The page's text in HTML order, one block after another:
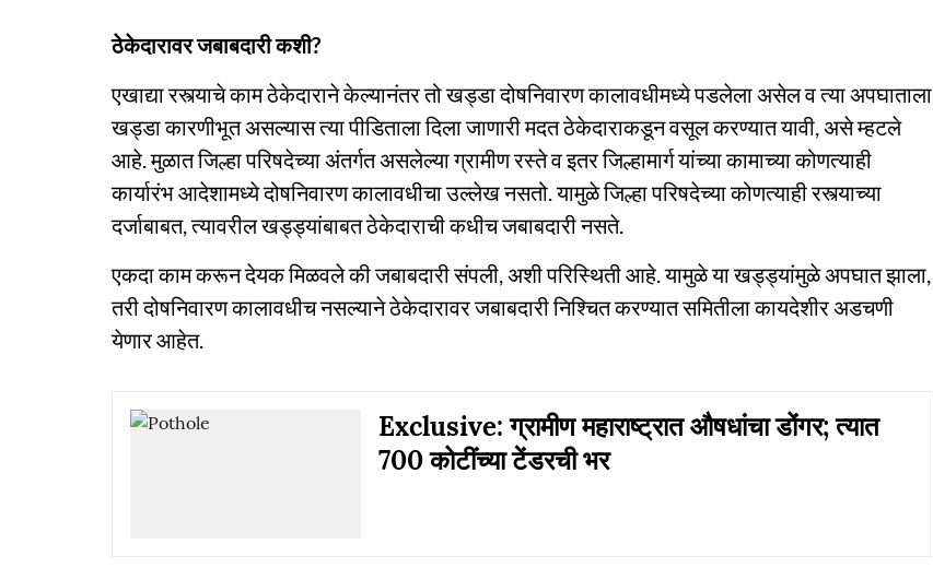
ठेकेदारावर जबाबदारी कशी?
एखाद्या रस्त्याचे काम ठेकेदाराने केल्यानंतर तो खड्डा दोषनिवारण कालावधीमध्ये पडलेला असेल व त्या अपघाताला
खड्डा कारणीभूत असल्यास त्या पीडिताला दिला जाणारी मदत ठेकेदाराकडून वसूल करण्यात यावी, असे म्हटले
आहे. मुळात जिल्हा परिषदेच्या अंतर्गत असलेल्या ग्रामीण रस्ते व इतर जिल्हामार्ग यांच्या कामाच्या कोणत्याही
कार्यारंभ आदेशामध्ये दोषनिवारण कालावधीचा उल्लेख नसतो. यामुळे जिल्हा परिषदेच्या कोणत्याही रस्त्याच्या
दर्जाबाबत, त्यावरील खड्ड्यांबाबत ठेकेदाराची कधीच जबाबदारी नसते.
एकदा काम करून देयक मिळवले की जबाबदारी संपली, अशी परिस्थिती आहे. यामुळे या खड्ड्यांमुळे अपघात झाला,
तरी दोषनिवारण कालावधीच नसल्याने ठेकेदारावर जबाबदारी निश्चित करण्यात समितीला कायदेशीर अडचणी
येणार आहेत.
Exclusive: ग्रामीण महाराष्ट्रात औषधांचा डोंगर; त्यात
700 कोटींच्या टेंडरची भर